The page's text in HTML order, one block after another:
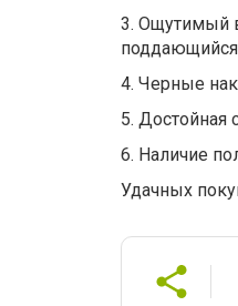
3. Ощутимый
4. Черные
5. Достойная
6. Наличие
Удачных